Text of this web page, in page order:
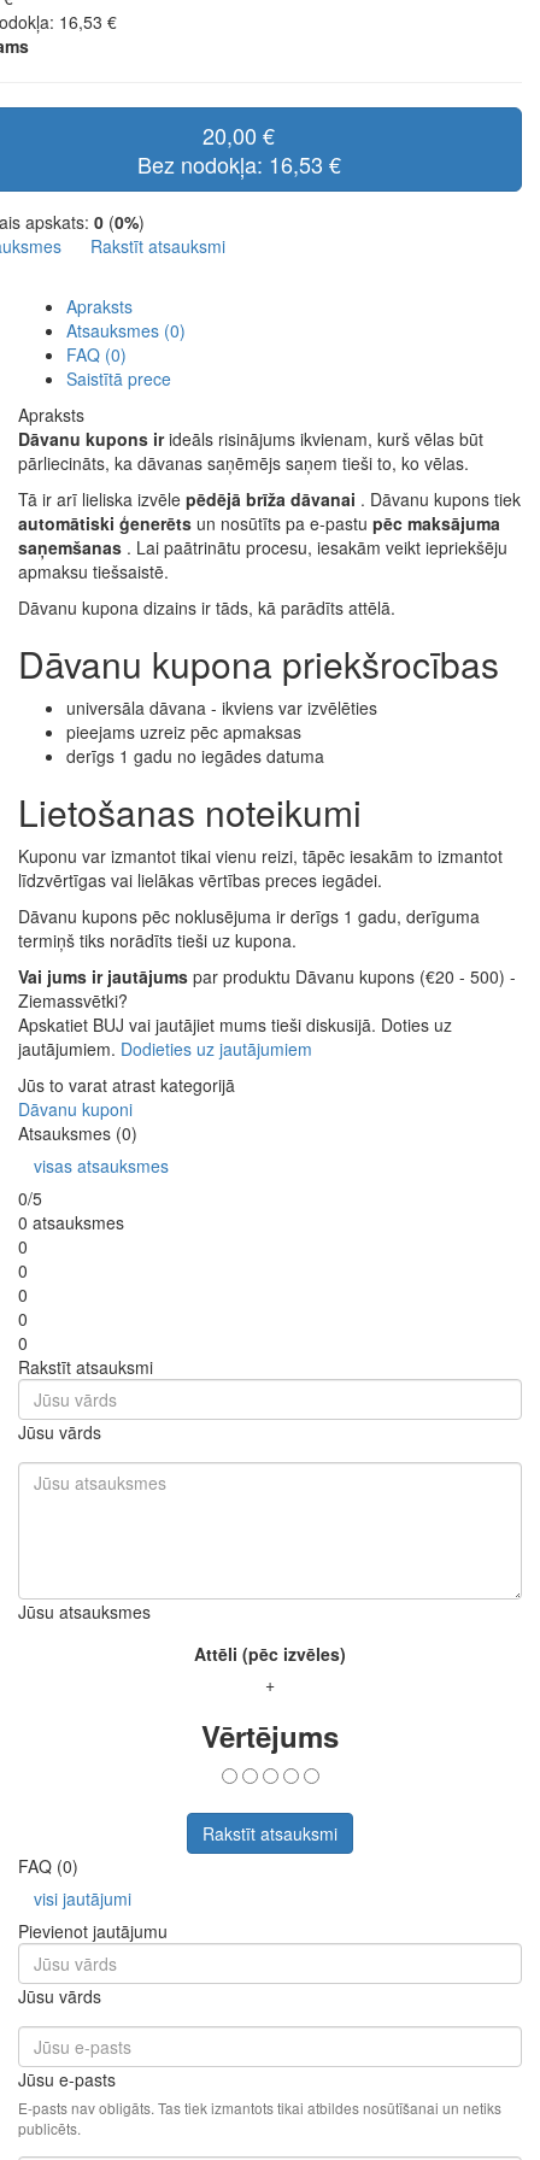
16,53 €
20,00 €
Bez nodokļa: 16,53 €
apskats: 0 (0%)
Rakstīt atsauksmi
Apraksts
Atsauksmes (0)
FAQ (0)
Saistītā prece
Apraksts
Dāvanu kupons irideāls risinājums ikvienam, kurš vēlas būt
pārliecināts, ka dāvanas saņēmējs saņem tieši to, ko vēlas.
Tā ir arī lieliska izvēle pēdējā brīža dāvanai . Dāvanu kupons tiek
automātiski ģenerēts un nosūtīts pa e-pastu pēc maksājuma
saņemšanas . Lai paātrinātu procesu, iesakām veikt iepriekšēju
apmaksu tiešsaistē.
Dāvanu kupona dizains ir tāds, kā parādīts attēlā.
Dāvanu kupona priekšrocības
universāla dāvana - ikviens var izvēlēties
pieejams uzreiz pēc apmaksas
derīgs 1 gadu no iegādes datuma
Lietošanas noteikumi
Kuponu var izmantot tikai vienu reizi, tāpēc iesakām to izmantot
līdzvērtīgas vai lielākas vērtības preces iegādei.
Dāvanu kupons pēc noklusējuma ir derīgs 1 gadu, derīguma
termiņš tiks norādīts tieši uz kupona.
Vai jums ir jautājums par produktu Dāvanu kupons (€20 - 500) -
Ziemassvētki?
Apskatiet BUJ vai jautājiet mums tieši diskusijā. Doties uz
jautājumiem. Dodieties uz jautājumiem
Jūs to varat atrast kategorijā
Dāvanu kuponi
Atsauksmes (0)
visas atsauksmes
0/5
0 atsauksmes
0
0
0
0
0
Rakstīt atsauksmi
Jūsu vārds
Jūsu atsauksmes
Attēli (pēc izvēles)
+
Vērtējums
Rakstīt atsauksmi
FAQ (0)
visi jautājumi
Pievienot jautājumu
Jūsu vārds
Jūsu e-pasts
E-pasts nav obligāts. Tas tiek izmantots tikai atbildes nosūtīšanai un netiks
publicēts.